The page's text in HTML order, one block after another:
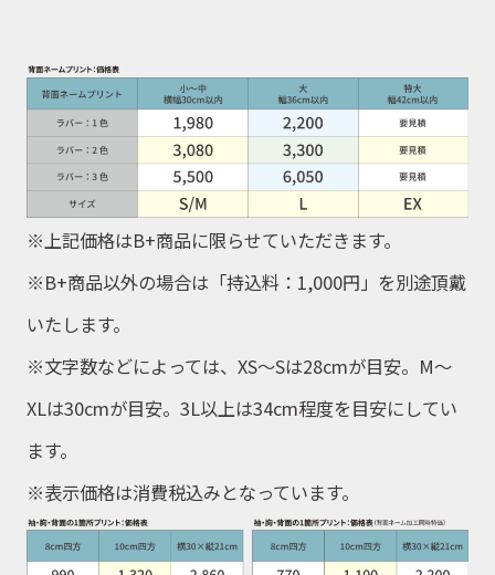
※上記価格はB+商品に限らせていただきます。
※B+商品以外の場合は「持込料：1,000円 」を別途頂戴
いたします。
※文字数などによっては、XS〜Sは28cmが目安。M〜
XLは30cmが目安。3L以上は34cm程度を目安にしてい
ます。
※表示価格は消費税込みとなっています。